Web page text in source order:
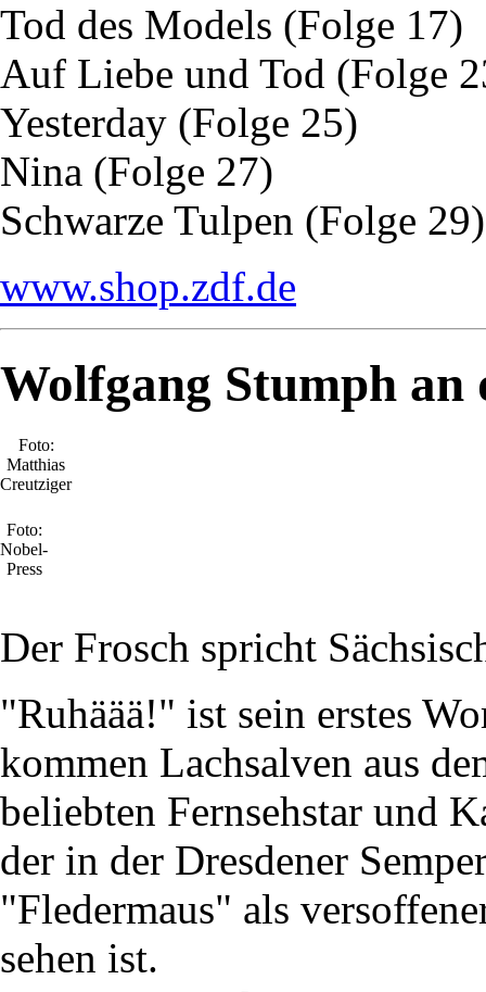
Tod des Models (Folge 17)
Auf Liebe und Tod (Folge
Yesterday (Folge 25)
Nina (Folge 27)
Schwarze Tulpen (Folge 29)
www.shop.zdf.de
Wolfgang Stumph an
Foto:
Matthias
Creutziger
Foto:
Nobel-
Press
Der Frosch spricht
"Ruhäää!" ist sein erstes
kommen Lachsalven aus
beliebten Fernsehstar und
der in der Dresdener
"Fledermaus" als
sehen ist.